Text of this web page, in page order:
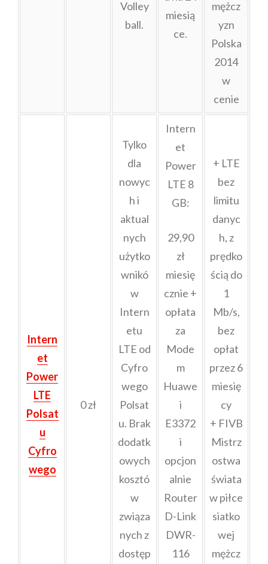
Volley
ball.
miesią
ce.
mężcz
yzn
Polska
2014
w
cenie
Intern
et
Power
LTE
Polsat
u
Cyfro
wego
0 zł
Tylko
dla
nowyc
h i
aktual
nych
użytko
wnikó
w
Intern
etu
LTE od
Cyfro
wego
Polsat
u. Brak
dodatk
owych
kosztó
w
związa
nych z
dostęp
Intern
et
Power
LTE 8
GB:
29,90
zł
miesię
cznie +
opłata
za
Mode
m
Huawe
i
E3372
i
opcjon
alnie
Router
D-Link
DWR-
116
+ LTE
bez
limitu
danyc
h, z
prędko
ścią do
1
Mb/s,
bez
opłat
przez 6
miesię
cy
+ FIVB
Mistrz
ostwa
świata
w piłce
siatko
wej
mężcz